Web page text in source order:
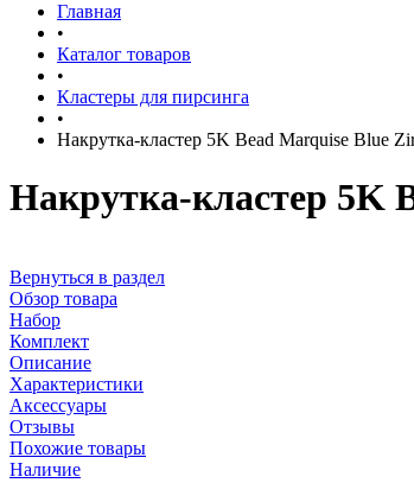
Главная
•
Каталог товаров
•
Кластеры для пирсинга
•
Накрутка-кластер 5K Bead Marquise Blue
Накрутка-кластер 5K
Вернуться в раздел
Обзор товара
Набор
Комплект
Описание
Характеристики
Аксессуары
Отзывы
Похожие товары
Наличие